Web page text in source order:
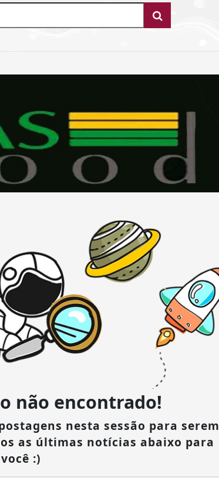
não encontrado!
nesta sessão para serem
as últimas notícias abaixo para
você :)